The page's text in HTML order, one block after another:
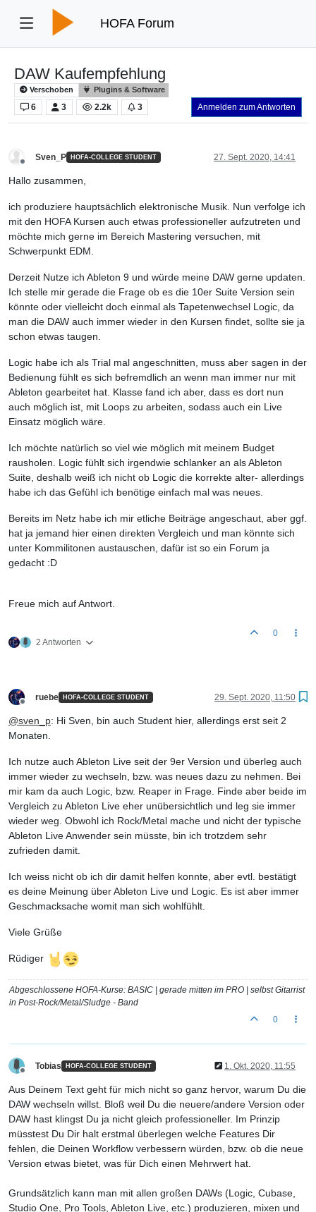
HOFA Forum
DAW Kaufempfehlung
Verschoben Plugins & Software
6 3 2.2k 3 Anmelden zum Antworten
Sven_P HOFA-COLLEGE STUDENT 27. Sept. 2020, 14:41
Hallo zusammen,
ich produziere hauptsächlich elektronische Musik. Nun verfolge ich
mit den HOFA Kursen auch etwas professioneller aufzutreten und
möchte mich gerne im Bereich Mastering versuchen, mit
Schwerpunkt EDM.
Derzeit Nutze ich Ableton 9 und würde meine DAW gerne updaten.
Ich stelle mir gerade die Frage ob es die 10er Suite Version sein
könnte oder vielleicht doch einmal als Tapetenwechsel Logic, da
man die DAW auch immer wieder in den Kursen findet, sollte sie ja
schon etwas taugen.
Logic habe ich als Trial mal angeschnitten, muss aber sagen in der
Bedienung fühlt es sich befremdlich an wenn man immer nur mit
Ableton gearbeitet hat. Klasse fand ich aber, dass es dort nun
auch möglich ist, mit Loops zu arbeiten, sodass auch ein Live
Einsatz möglich wäre.
Ich möchte natürlich so viel wie möglich mit meinem Budget
rausholen. Logic fühlt sich irgendwie schlanker an als Ableton
Suite, deshalb weiß ich nicht ob Logic die korrekte alter- allerdings
habe ich das Gefühl ich benötige einfach mal was neues.
Bereits im Netz habe ich mir etliche Beiträge angeschaut, aber ggf.
hat ja jemand hier einen direkten Vergleich und man könnte sich
unter Kommilitonen austauschen, dafür ist so ein Forum ja
gedacht :D
Freue mich auf Antwort.
2 Antworten
0
ruebe HOFA-COLLEGE STUDENT 29. Sept. 2020, 11:50
@sven_p: Hi Sven, bin auch Student hier, allerdings erst seit 2
Monaten.
Ich nutze auch Ableton Live seit der 9er Version und überleg auch
immer wieder zu wechseln, bzw. was neues dazu zu nehmen. Bei
mir kam da auch Logic, bzw. Reaper in Frage. Finde aber beide im
Vergleich zu Ableton Live eher unübersichtlich und leg sie immer
wieder weg. Obwohl ich Rock/Metal mache und nicht der typische
Ableton Live Anwender sein müsste, bin ich trotzdem sehr
zufrieden damit.
Ich weiss nicht ob ich dir damit helfen konnte, aber evtl. bestätigt
es deine Meinung über Ableton Live und Logic. Es ist aber immer
Geschmacksache womit man sich wohlfühlt.
Viele Grüße
Rüdiger
Abgeschlossene HOFA-Kurse: BASIC | gerade mitten im PRO | selbst Gitarrist
in Post-Rock/Metal/Sludge - Band
0
Tobias HOFA-COLLEGE STUDENT 1. Okt. 2020, 11:55
Aus Deinem Text geht für mich nicht so ganz hervor, warum Du die
DAW wechseln willst. Bloß weil Du die neuere/andere Version oder
DAW hast klingst Du ja nicht gleich professioneller. Im Prinzip
müsstest Du Dir halt erstmal überlegen welche Features Dir
fehlen, die Deinen Workflow verbessern würden, bzw. ob die neue
Version etwas bietet, was für Dich einen Mehrwert hat.
Grundsätzlich kann man mit allen großen DAWs (Logic, Cubase,
Studio One, Pro Tools, Ableton Live, etc.) produzieren, mixen und